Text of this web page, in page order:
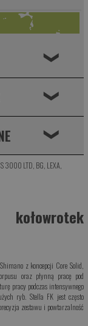
❮
❮
❮
3000 LTD BG LEXA
z koncepcji Core Solid,
oraz płynną pracę pod
pracy podczas intensywnego
ryb. Stella FK jest często
zestawu i powtarzalność